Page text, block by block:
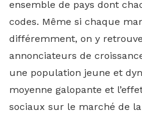
ensemble de pays dont
codes. Même si chaque
différemment, on y
annonciateurs de
une population jeune et
moyenne galopante et
sociaux sur le marché de